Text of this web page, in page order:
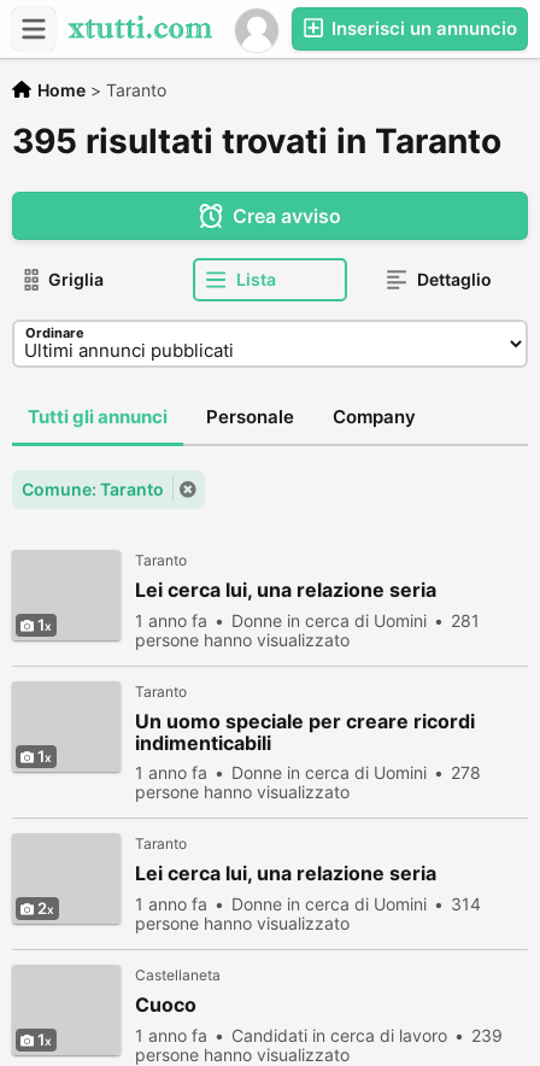
Inserisci un annuncio
Home > Taranto
395 risultati trovati in Taranto
Crea avviso
Griglia Lista Dettaglio
Ordinare
Tutti gli annunci Personale Company
Comune: Taranto
1
Taranto
Lei cerca lui, una relazione seria
1 anno fa Donne in cerca di Uomini
281
persone hanno visualizzato
1
Taranto
Un uomo speciale per creare ricordi
indimenticabili
1 anno fa Donne in cerca di Uomini
278
persone hanno visualizzato
2
Taranto
Lei cerca lui, una relazione seria
1 anno fa Donne in cerca di Uomini
314
persone hanno visualizzato
1
Castellaneta
Cuoco
1 anno fa Candidati in cerca di lavoro
239
persone hanno visualizzato